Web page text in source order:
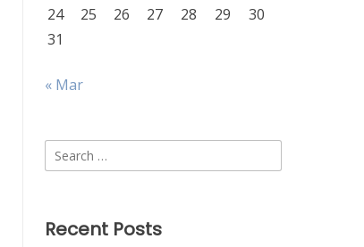
24
25 26 27 28 29
30
31
« Mar
Search
for:
Recent Posts